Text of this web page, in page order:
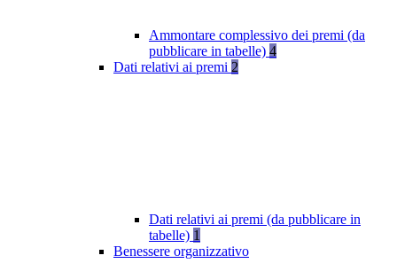
Ammontare complessivo dei premi (da
pubblicare in tabelle) 4
Dati relativi ai premi 2
Dati relativi ai premi (da pubblicare in
tabelle) 1
Benessere organizzativo